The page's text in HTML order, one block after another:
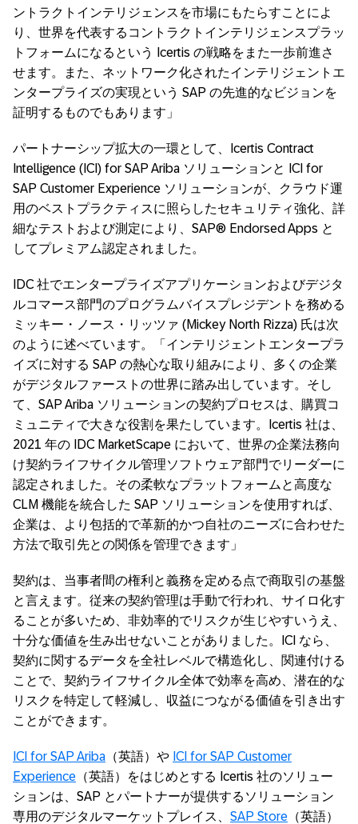
ントラクトインテリジェンスを市場にもたらすことによ
り、世界を代表するコントラクトインテリジェンスプラッ
トフォームになるという Icertis の戦略をまた一歩前進さ
せます。また、ネットワーク化されたインテリジェントエ
ンタープライズの実現という SAP の先進的なビジョンを
証明するものでもあります」
パートナーシップ拡大の一環として、Icertis Contract
Intelligence (ICI) for SAP Ariba ソリューションと ICI for
SAP Customer Experience ソリューションが、クラウド運
用のベストプラクティスに照らしたセキュリティ強化、詳
細なテストおよび測定により、SAP® Endorsed Apps と
してプレミアム認定されました。
IDC 社でエンタープライズアプリケーションおよびデジタ
ルコマース部門のプログラムバイスプレジデントを務める
ミッキー・ノース・リッツァ (Mickey North Rizza) 氏は次
のように述べています。「インテリジェントエンタープラ
イズに対する SAP の熱心な取り組みにより、多くの企業
がデジタルファーストの世界に踏み出しています。そし
て、SAP Ariba ソリューションの契約プロセスは、購買コ
ミュニティで大きな役割を果たしています。Icertis 社は、
2021 年の IDC MarketScape において、世界の企業法務向
け契約ライフサイクル管理ソフトウェア部門でリーダーに
認定されました。その柔軟なプラットフォームと高度な
CLM 機能を統合した SAP ソリューションを使用すれば、
企業は、より包括的で革新的かつ自社のニーズに合わせた
方法で取引先との関係を管理できます」
契約は、当事者間の権利と義務を定める点で商取引の基盤
と言えます。従来の契約管理は手動で行われ、サイロ化す
ることが多いため、非効率的でリスクが生じやすいうえ、
十分な価値を生み出せないことがありました。ICI なら、
契約に関するデータを全社レベルで構造化し、関連付ける
ことで、契約ライフサイクル全体で効率を高め、潜在的な
リスクを特定して軽減し、収益につながる価値を引き出す
ことができます。
ICI for SAP Ariba （英語）や ICI for SAP Customer
Experience （英語）をはじめとする Icertis 社のソリュー
ションは、SAP とパートナーが提供するソリューション
専用のデジタルマーケットプレイス、 SAP Store （英語）